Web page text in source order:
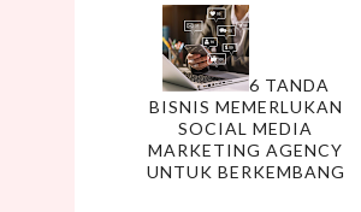
6 TANDA
BISNIS MEMERLUKAN
SOCIAL MEDIA
MARKETING AGENCY
UNTUK BERKEMBANG